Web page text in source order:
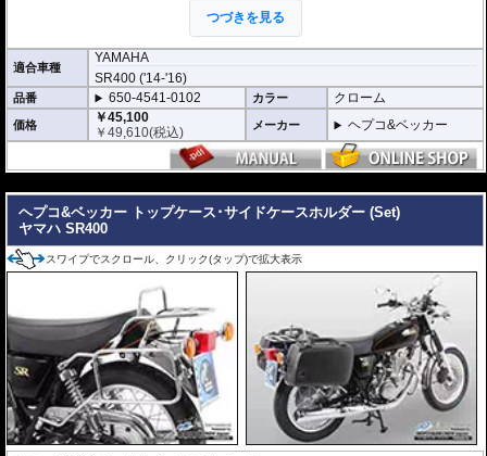
ヘプコ&ベッカー製トップケース を取付できます。(※Orbit/オービッ
ト、ジャーニーのユニバーサルプレートタイプを除く。)
※ケースのラインナップはこちらからご確認ください
※こちらはパイプタイプです。アルミラックではありません。
つづきを見る
適合車種
YAMAHA
SR400 ('14-'16)
品番 650-4541-0102 カラー クローム
価格
￥45,100
￥49,610(税込) メーカー ヘプコ&ベッカー
ヘプコ&ベッカー トップケース･サイドケースホルダー (Set)
ヤマハ SR400
スワイプでスクロール、クリック(タップ)で拡大表示